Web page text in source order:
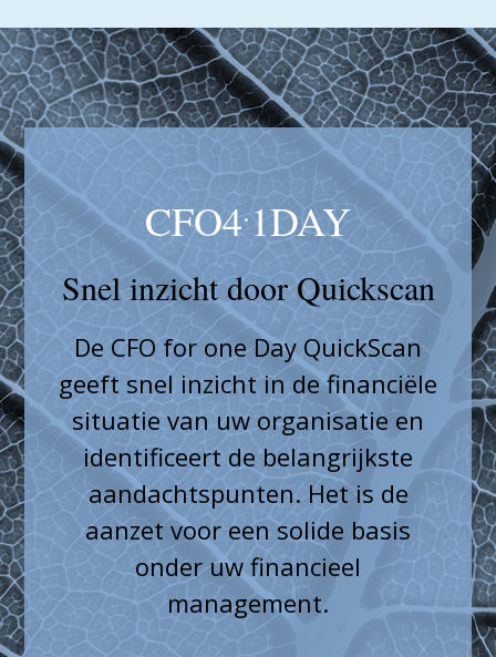
CFO4.1DAY
Snel inzicht door Quickscan
De CFO for one Day QuickScan
geeft snel inzicht in de financiële
situatie van uw organisatie en
identificeert de belangrijkste
aandachtspunten. Het is de
aanzet voor een solide basis
onder uw financieel
management.